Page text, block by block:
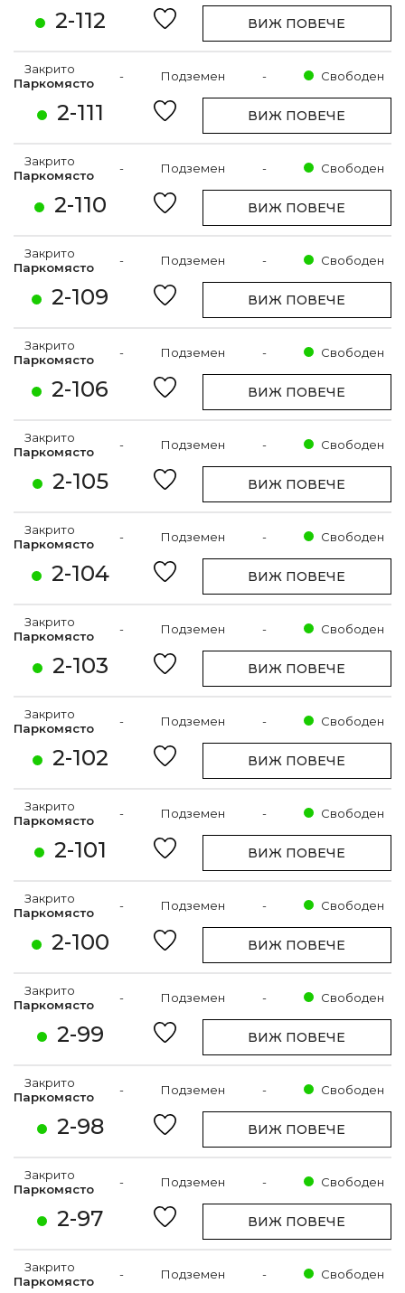
2-112 ВИЖ ПОВЕЧЕ
2-111
Закрито
Паркомясто
- Подземен - Свободен
ВИЖ ПОВЕЧЕ
2-110
Закрито
Паркомясто
- Подземен - Свободен
ВИЖ ПОВЕЧЕ
2-109
Закрито
Паркомясто
- Подземен - Свободен
ВИЖ ПОВЕЧЕ
2-106
Закрито
Паркомясто
- Подземен - Свободен
ВИЖ ПОВЕЧЕ
2-105
Закрито
Паркомясто
- Подземен - Свободен
ВИЖ ПОВЕЧЕ
2-104
Закрито
Паркомясто
- Подземен - Свободен
ВИЖ ПОВЕЧЕ
2-103
Закрито
Паркомясто
- Подземен - Свободен
ВИЖ ПОВЕЧЕ
2-102
Закрито
Паркомясто
- Подземен - Свободен
ВИЖ ПОВЕЧЕ
2-101
Закрито
Паркомясто
- Подземен - Свободен
ВИЖ ПОВЕЧЕ
2-100
Закрито
Паркомясто
- Подземен - Свободен
ВИЖ ПОВЕЧЕ
2-99
Закрито
Паркомясто
- Подземен - Свободен
ВИЖ ПОВЕЧЕ
2-98
Закрито
Паркомясто
- Подземен - Свободен
ВИЖ ПОВЕЧЕ
2-97
Закрито
Паркомясто
- Подземен - Свободен
ВИЖ ПОВЕЧЕ
Закрито
Паркомясто
- Подземен - Свободен